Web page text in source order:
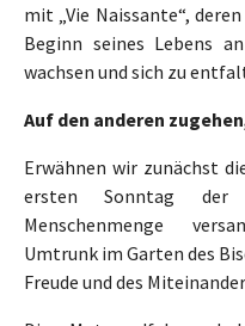
mit „Vie Naissante“,
Beginn seines Lebens
wachsen und sich zu
Auf den anderen
Erwähnen wir zunächst
ersten Sonntag
Menschenmenge
Umtrunk im Garten des
Freude und des